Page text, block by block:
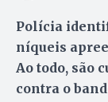
Polícia
níqueis
Ao todo, são
contra o